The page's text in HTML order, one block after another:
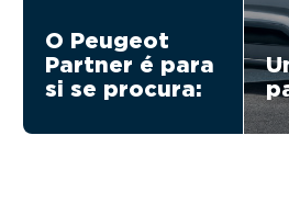
O Peugeot
Partner é para
si se procura: